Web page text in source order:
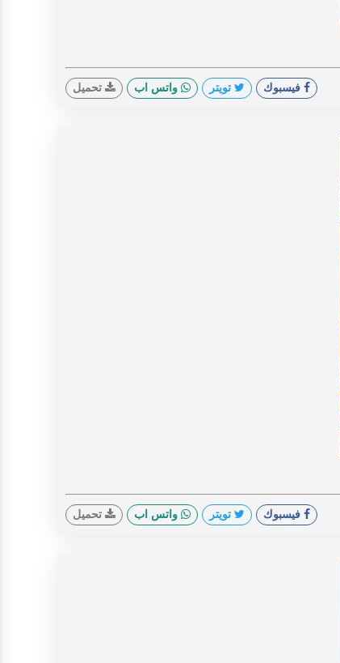
فيسبوك تويتر واتس اب تحميل
فيسبوك تويتر واتس اب تحميل